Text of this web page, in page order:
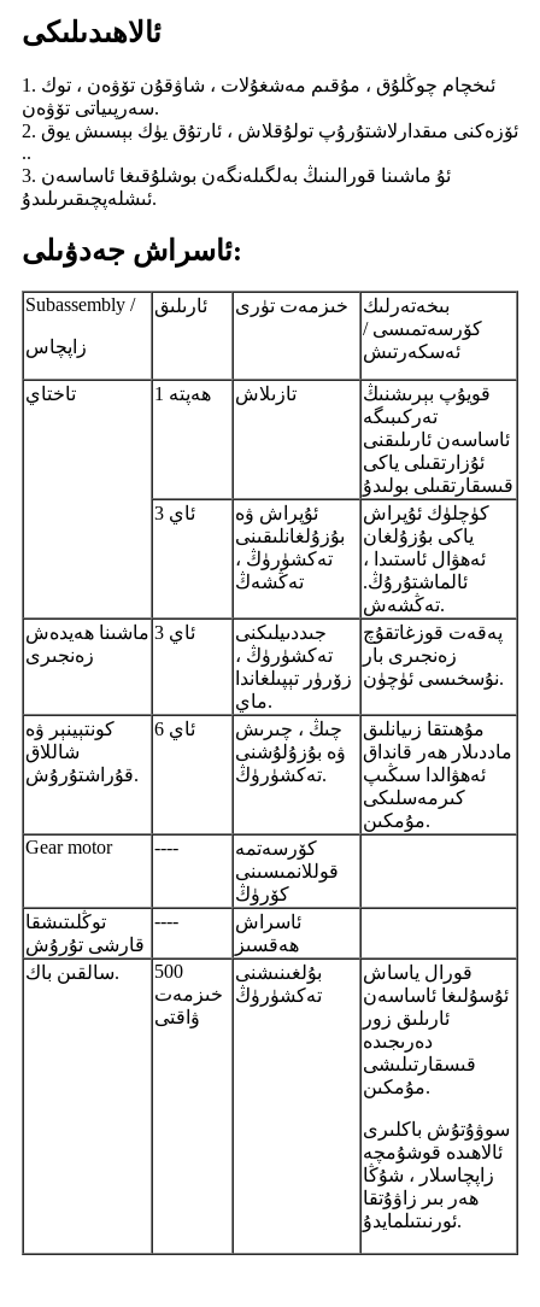
ئالاھىدىلىكى
1. ئىخچام چوڭلۇق ، مۇقىم مەشغۇلات ، شاۋقۇن تۆۋەن ، توك
سەرپىياتى تۆۋەن.
2. ئۆزەكنى مىقدارلاشتۇرۇپ تولۇقلاش ، ئارتۇق يۈك بېسىش يوق
..
3. ئۇ ماشىنا قورالىنىڭ بەلگىلەنگەن بوشلۇقىغا ئاساسەن
ئىشلەپچىقىرىلىدۇ.
ئاسراش جەدۋىلى:
Subassembly /
زاپچاس
ئارىلىق خىزمەت تۈرى
بىخەتەرلىك
كۆرسەتمىسى /
ئەسكەرتىش
تاختاي 1 ھەپتە تازىلاش
قويۇپ بېرىشنىڭ
تەركىبىگە
ئاساسەن ئارىلىقنى
ئۇزارتقىلى ياكى
قىسقارتقىلى بولىدۇ
3 ئاي
ئۇپراش ۋە
بۇزۇلغانلىقىنى
تەكشۈرۈڭ ،
تەڭشەڭ
كۈچلۈك ئۇپراش
ياكى بۇزۇلغان
ئەھۋال ئاستىدا ،
ئالماشتۇرۇڭ.
تەڭشەش.
ماشىنا ھەيدەش
زەنجىرى
3 ئاي
جىددىيلىكنى
تەكشۈرۈڭ ،
زۆرۈر تېپىلغاندا
ماي.
پەقەت قوزغاتقۇچ
زەنجىرى بار
نۇسخىسى ئۈچۈن.
كونتېينېر ۋە
شاللاق
قۇراشتۇرۇش.
6 ئاي
چىڭ ، چىرىش
ۋە بۇزۇلۇشنى
تەكشۈرۈڭ.
مۇھىتقا زىيانلىق
ماددىلار ھەر قانداق
ئەھۋالدا سىڭىپ
كىرمەسلىكى
مۇمكىن.
Gear motor
----
كۆرسەتمە
قوللانمىسىنى
كۆرۈڭ
توڭلىتىشقا
قارشى تۇرۇش
----
ئاسراش
ھەقسىز
سالقىن باك.
500
خىزمەت
ۋاقتى
بۇلغىنىشنى
تەكشۈرۈڭ
قورال ياساش
ئۇسۇلىغا ئاساسەن
ئارىلىق زور
دەرىجىدە
قىسقارتىلىشى
مۇمكىن.
سوۋۇتۇش باكلىرى
ئالاھىدە قوشۇمچە
زاپچاسلار ، شۇڭا
ھەر بىر زاۋۇتقا
ئورنىتىلمايدۇ.